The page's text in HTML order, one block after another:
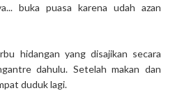
buka puasa karena udah azan
hidangan yang disajikan secara
dahulu. Setelah makan dan
duduk lagi.